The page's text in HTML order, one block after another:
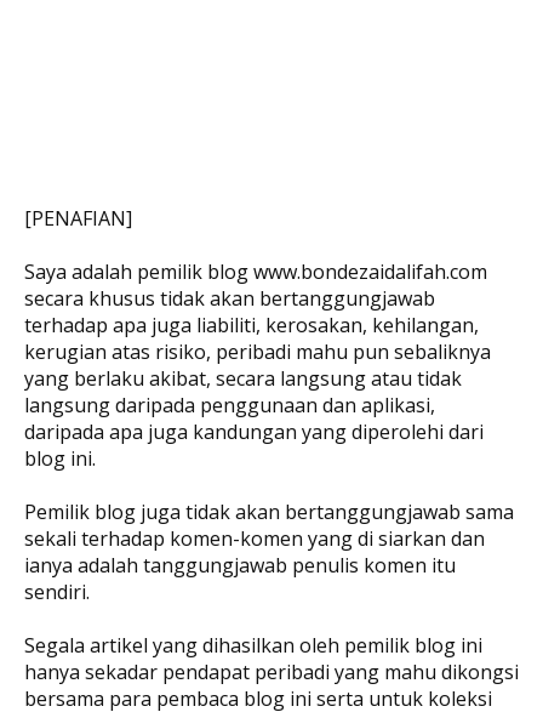
[PENAFIAN]
Saya adalah pemilik blog www.bondezaidalifah.com
secara khusus tidak akan bertanggungjawab
terhadap apa juga liabiliti, kerosakan, kehilangan,
kerugian atas risiko, peribadi mahu pun sebaliknya
yang berlaku akibat, secara langsung atau tidak
langsung daripada penggunaan dan aplikasi,
daripada apa juga kandungan yang diperolehi dari
blog ini.
Pemilik blog juga tidak akan bertanggungjawab sama
sekali terhadap komen-komen yang di siarkan dan
ianya adalah tanggungjawab penulis komen itu
sendiri.
Segala artikel yang dihasilkan oleh pemilik blog ini
hanya sekadar pendapat peribadi yang mahu dikongsi
bersama para pembaca blog ini serta untuk koleksi